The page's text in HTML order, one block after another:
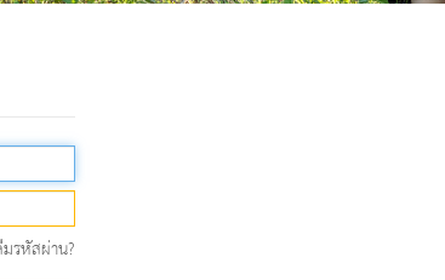
รหัสผ่าน?